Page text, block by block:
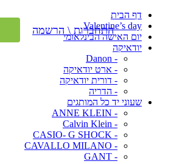
דף הבית
Valentine’s day
יום האישה הבינלאומי
יודאיקה
- Danon
- ארט יודאיקה
- דורית יודאיקה
- הדריה
שעוני יד כל המותגים
- ANNE KLEIN
- Calvin Klein
- CASIO- G SHOCK
- CAVALLO MILANO
- GANT
התחברות \ הרשמה